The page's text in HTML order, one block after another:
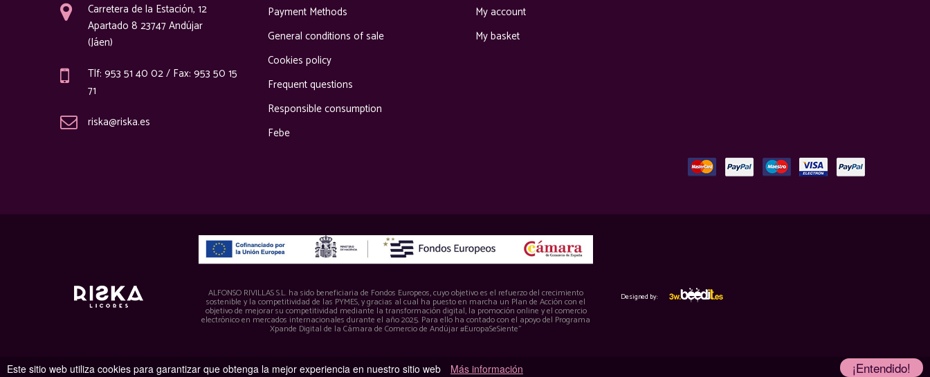
¡Entendido!
Este sitio web utiliza cookies para garantizar que obtenga la mejor experiencia en nuestro sitio web Más información
Carretera de la Estación, 12
Apartado 8 23747 Andújar
(Jáen)
Tlf: 953 51 40 02 / Fax: 953 50 15
71
riska@riska.es
Payment Methods
General conditions of sale
Cookies policy
Frequent questions
Responsible consumption
Febe
My account
My basket
ALFONSO RIVILLAS S.L. ha sido beneficiaria de Fondos Europeos, cuyo objetivo es el refuerzo del crecimiento
sostenible y la competitividad de las PYMES, y gracias al cual ha puesto en marcha un Plan de Acción con el
objetivo de mejorar su competitividad mediante la transformación digital, la promoción online y el comercio
electrónico en mercados internacionales durante el año 2025. Para ello ha contado con el apoyo del Programa
Xpande Digital de la Cámara de Comercio de Andújar #EuropaSeSiente”
Designed by: